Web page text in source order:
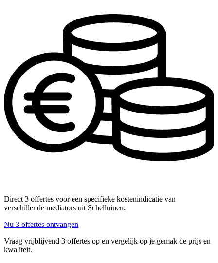
Direct 3 offertes voor een specifieke kostenindicatie van
verschillende mediators uit Schelluinen.
Nu 3 offertes ontvangen
Vraag vrijblijvend 3 offertes op en vergelijk op je gemak de prijs en
kwaliteit.